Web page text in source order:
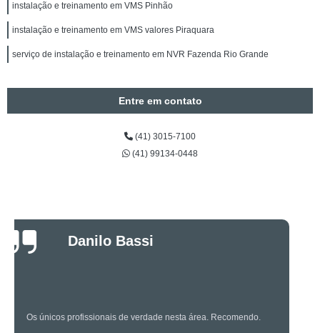
instalação e treinamento em VMS Pinhão
instalação e treinamento em VMS valores Piraquara
serviço de instalação e treinamento em NVR Fazenda Rio Grande
Entre em contato
(41) 3015-7100
(41) 99134-0448
Luciano Rueda
Oliveira
Os caras são bons mesmo! Profissionais de primeira!